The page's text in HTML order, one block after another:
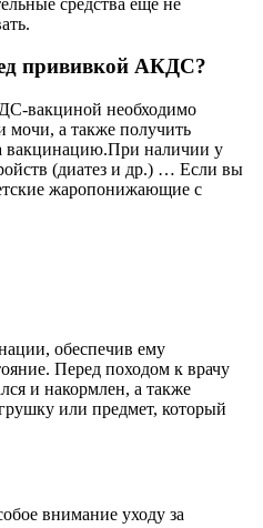
прививкой АКДС?
вакциной необходимо
мочи, а также получить
вакцинацию.При наличии у
(диатез и др.) … Если вы
жаропонижающие с
обеспечив ему
Перед походом к врачу
и накормлен, а также
или предмет, который
внимание уходу за